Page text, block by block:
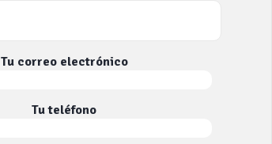
Tu correo electrónico
Tu teléfono